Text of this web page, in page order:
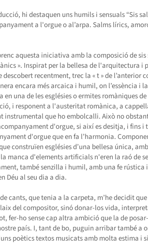
hi destaquen uns humils i sensuals “Sis
a l'orgue o al’arpa. Salms lírics,
aquesta iniciativa amb la composició de
». Inspirat per la bellesa de l'arquitectura
descobert recentment, trec la « t » de l’anterior
encara més arcaica i humil, on l’essència i
en una de les esglésies o ermites romàniques
i responent a l'austeritat romànica, a
instrumental que ho embolcalli. Això no
d'orgue, si així es desitja, i fins i
d'orgue que en fa l’harmonia.
construïen esglésies d’una bellesa única,
manca d'elements artificials n'eren la raó de
també senzilla i humil, amb una fe
Déu al seu dia a dia.
cants, que tenia a la carpeta, m’he decidit
del compositor, sinó donar-los vida,
fer-ho sense cap altra ambició que la de
país. I, tant de bo, puguin arribar també a
poètics textos musicats amb molta estima i